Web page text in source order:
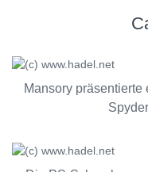
Mansory